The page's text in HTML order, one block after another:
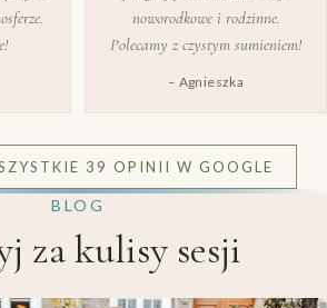
Polecamy z czystym sumieniem!
– Agnieszka
BLOG
za kulisy sesji